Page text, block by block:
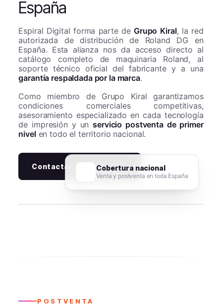
España
Espiral Digital forma parte deGrupo Kiral, la red
autorizada de distribución de Roland DG en
España. Esta alianza nos da acceso directo al
catálogo completo de maquinaria Roland, al
soporte técnico oficial del fabricante y a una
garantía respaldada por la marca.
Como miembro de Grupo Kiral garantizamos
condiciones comerciales competitivas,
asesoramiento especializado en cada tecnología
de impresión y unservicio postventa de primer
nivelen todo el territorio nacional.
Contactar con ventas →
Cobertura nacional
Venta y postventa en toda España
POSTVENTA